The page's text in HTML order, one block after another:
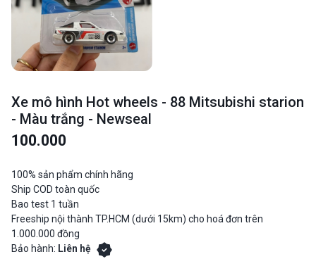
Xe mô hình Hot wheels - 88 Mitsubishi starion
- Màu trắng - Newseal
100.000
100% sản phẩm chính hãng
Ship COD toàn quốc
Bao test 1 tuần
Freeship nội thành TP.HCM (dưới 15km) cho hoá đơn trên
1.000.000 đồng
Bảo hành: Liên hệ